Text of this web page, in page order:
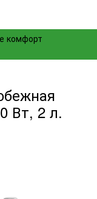
комфорт
Вт, 2 л.